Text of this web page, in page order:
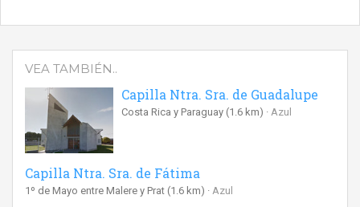
VEA TAMBIÉN..
Capilla Ntra. Sra. de Guadalupe
Costa Rica y Paraguay (1.6 km) Azul
Capilla Ntra. Sra. de Fátima
1º de Mayo entre Malere y Prat (1.6 km) Azul